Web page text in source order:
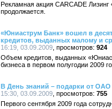
Рекламная акция CARCADE
продолжается.
«Юниаструм Банк» вошел в
кредитов, выданных малому и
16:19, 03.09.2009
924
Объем кредитов, выданных
бизнеса в первом полугодии 2009
В День знаний – подарки от
15:30, 03.09.2009
755
Первого сентября 2009 года